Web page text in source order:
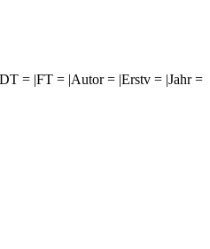
= |FT = |Autor = |Erstv = |Jahr =